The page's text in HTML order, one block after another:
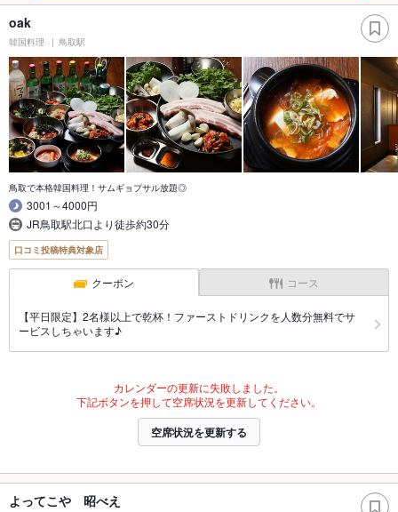
oak
韓国料理 鳥取駅
鳥取で本格韓国料理！サムギョプサル放題◎
3001～4000円
JR鳥取駅北口より徒歩約30分
口コミ投稿特典対象店
クーポン コース
【平日限定】2名様以上で乾杯！ファーストドリンクを人数分無料でサ
ービスしちゃいます♪
カレンダーの更新に失敗しました。
下記ボタンを押して空席状況を更新してください。
空席状況を更新する
よってこや 昭べえ